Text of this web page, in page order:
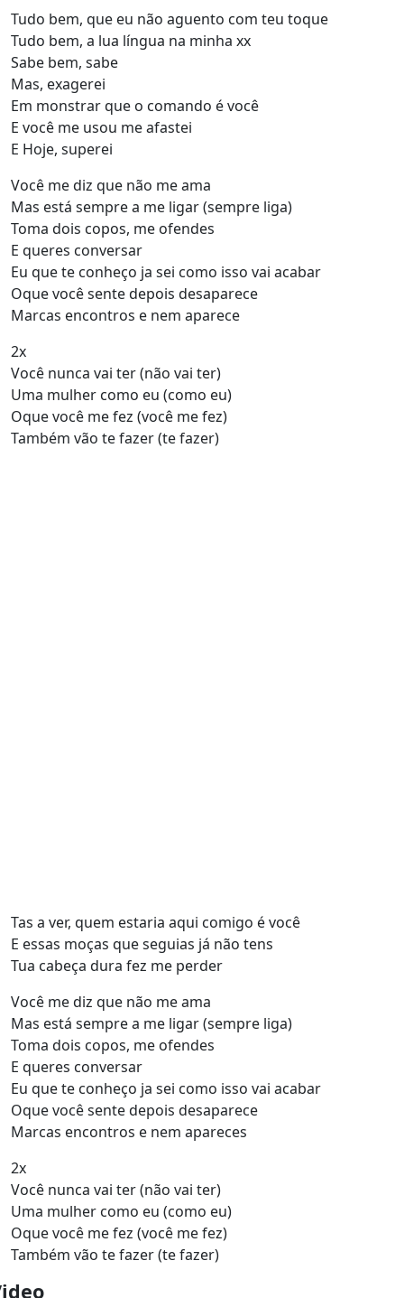
Tudo bem, que eu não aguento com teu toque
Tudo bem, a lua língua na minha xx
Sabe bem, sabe
Mas, exagerei
Em monstrar que o comando é você
E você me usou me afastei
E Hoje, superei
Você me diz que não me ama
Mas está sempre a me ligar (sempre liga)
Toma dois copos, me ofendes
E queres conversar
Eu que te conheço ja sei como isso vai acabar
Oque você sente depois desaparece
Marcas encontros e nem aparece
2x
Você nunca vai ter (não vai ter)
Uma mulher como eu (como eu)
Oque você me fez (você me fez)
Também vão te fazer (te fazer)
Tas a ver, quem estaria aqui comigo é você
E essas moças que seguias já não tens
Tua cabeça dura fez me perder
Você me diz que não me ama
Mas está sempre a me ligar (sempre liga)
Toma dois copos, me ofendes
E queres conversar
Eu que te conheço ja sei como isso vai acabar
Oque você sente depois desaparece
Marcas encontros e nem apareces
2x
Você nunca vai ter (não vai ter)
Uma mulher como eu (como eu)
Oque você me fez (você me fez)
Também vão te fazer (te fazer)